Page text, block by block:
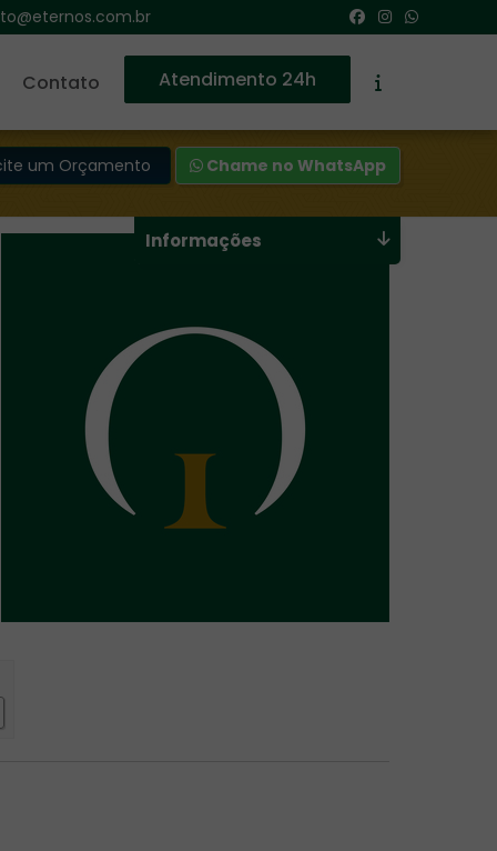
Contato Atendimento 24h
um Orçamento Chame no WhatsApp
Informações